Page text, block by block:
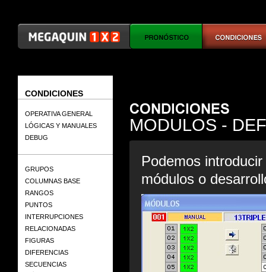
CONDICIONES
OPERATIVA GENERAL
LÓGICAS Y MANUALES
DEBUG
GRUPOS
COLUMNAS BASE
RANGOS
PUNTOS
INTERRUPCIONES
RELACIONADAS
FIGURAS
DIFERENCIAS
SECUENCIAS
MODULOS -
Podemos
módulos o